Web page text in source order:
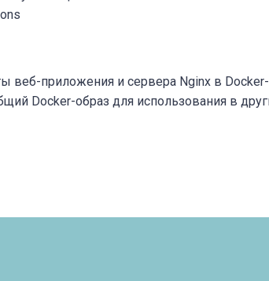
веб-приложения и сервера Nginx в Docker-
Docker-образ для использования в